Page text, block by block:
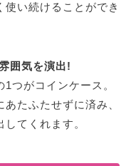
い続けることができ
囲気を演出!
つがコインケース。
たふたせずに済み、
てくれます。